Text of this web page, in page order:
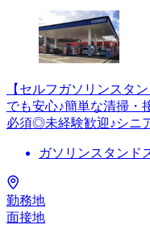
【セルフガソリンスタ
でも安心♪簡単な清掃
必須◎未経験歓迎♪シニ
ガソリンスタンド
勤務地
面接地